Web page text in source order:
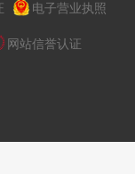
电子营业执照
网站信誉认证